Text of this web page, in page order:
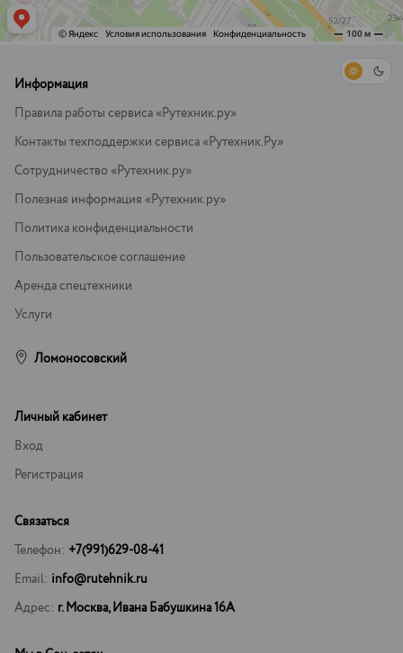
Информация
Правила работы сервиса «Рутехник.ру»
Контакты техподдержки сервиса «Рутехник.Ру»
Сотрудничество «Рутехник.ру»
Полезная информация «Рутехник.ру»
Политика конфиденциальности
Пользовательское соглашение
Аренда спецтехники
Услуги
Ломоносовский
Личный кабинет
Вход
Регистрация
Связаться
Телефон: +7(991)629-08-41
Email: info@rutehnik.ru
Адрес: г. Москва, Ивана Бабушкина 16А